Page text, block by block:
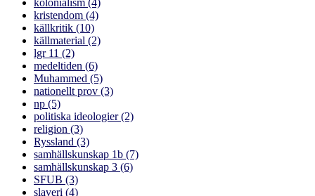
kolonialism (4)
kristendom (4)
källkritik (10)
källmaterial (2)
lgr 11 (2)
medeltiden (6)
Muhammed (5)
nationellt prov (3)
np (5)
politiska ideologier(2)
religion (3)
Ryssland (3)
samhällskunskap 1b (7)
samhällskunskap 3 (6)
SFUB (3)
slaveri (4)